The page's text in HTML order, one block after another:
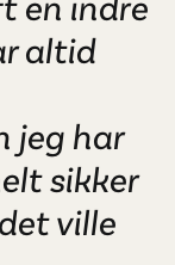
en indre
altid
jeg har
sikker
ville